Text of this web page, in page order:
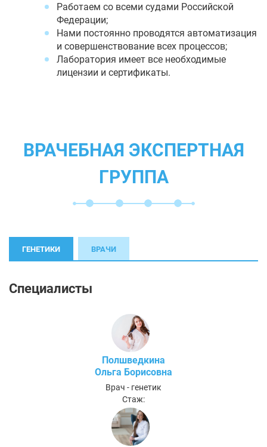
Работаем со всеми судами Российской
Федерации;
Нами постоянно проводятся автоматизация
и совершенствование всех процессов;
Лаборатория имеет все необходимые
лицензии и сертификаты.
ВРАЧЕБНАЯ ЭКСПЕРТНАЯ
ГРУППА
ГЕНЕТИКИ ВРАЧИ
Специалисты
Полшведкина
Ольга Борисовна
Врач - генетик
Стаж: